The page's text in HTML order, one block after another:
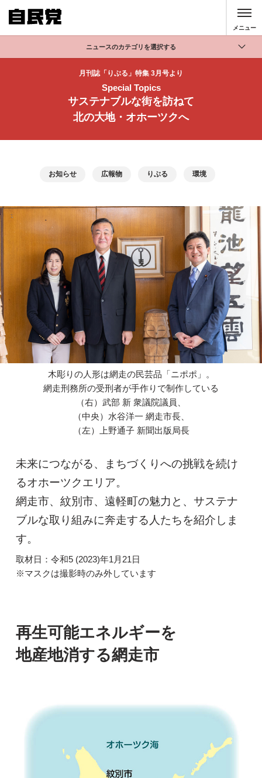
メニュー
ニュースのカテゴリを選択する
政策
記者会見
月刊誌「りぶる」特集 3月号より
Special Topics
サステナブルな街を訪ねて
北の大地・オホーツクへ
お知らせ 広報物 りぶる 環境
木彫りの人形は網走の民芸品「ニポポ」。
網走刑務所の受刑者が手作りで制作している
（右）武部 新 衆議院議員、
（中央）水谷洋一 網走市長、
（左）上野通子 新聞出版局長
未来につながる、まちづくりへの挑戦を続け
るオホーツクエリア。
網走市、紋別市、遠軽町の魅力と、サステナ
ブルな取り組みに奔走する人たちを紹介しま
す。
取材日：令和5 (2023)年1月21日
※マスクは撮影時のみ外しています
再生可能エネルギーを
地産地消する網走市